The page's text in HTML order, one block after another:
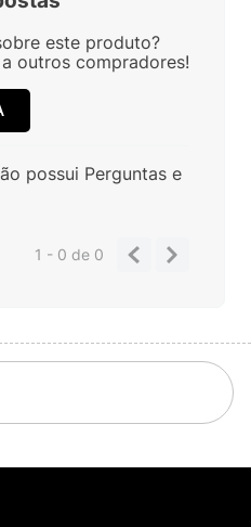
este produto?
outros compradores!
possui Perguntas e
1 - 0de 0